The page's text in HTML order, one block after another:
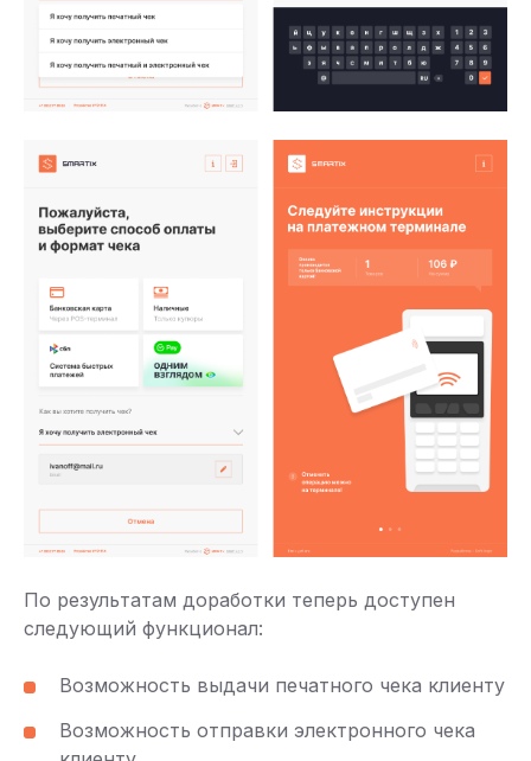
По результатам доработки теперь доступен
следующий функционал:
Возможность выдачи печатного чека клиенту
Возможность отправки электронного чека